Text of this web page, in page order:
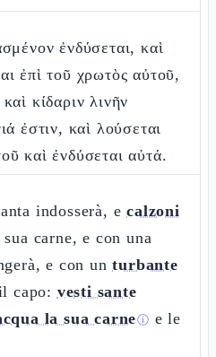
ἐνδύσεται, καὶ
ἐπὶ τοῦ χρωτὸς αὐτοῦ,
κίδαριν λινῆν
ἐστιν, καὶ λούσεται
καὶ ἐνδύσεται αὐτά.
indosserà, ecalzoni
carne, e con una
e con unturbante
capo: vesti sante
la sua carneⓘ e le